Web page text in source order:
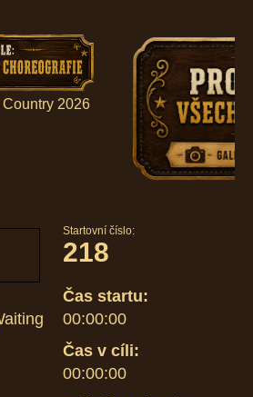
Country 2026
Startovní číslo:
218
Čas startu:
00:00:00
Čas v cíli:
00:00:00